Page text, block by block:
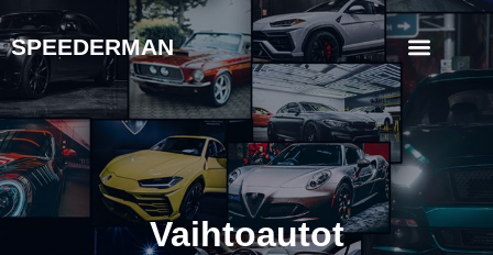
SPEEDERMAN
Vaihtoautot